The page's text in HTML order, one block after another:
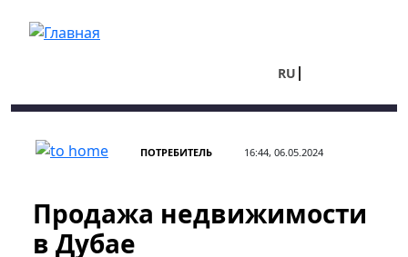
RU
ПОТРЕБИТЕЛЬ 16:44, 06.05.2024
Продажа недвижимости
в Дубае